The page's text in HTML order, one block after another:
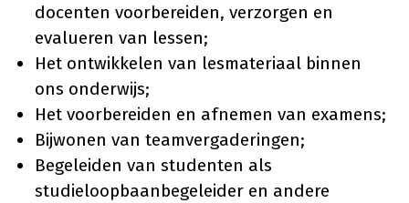
docenten voorbereiden, verzorgen en
evalueren van lessen;
Het ontwikkelen van lesmateriaal binnen
ons onderwijs;
Het voorbereiden en afnemen van examens;
Bijwonen van teamvergaderingen;
Begeleiden van studenten als
studieloopbaanbegeleider en andere